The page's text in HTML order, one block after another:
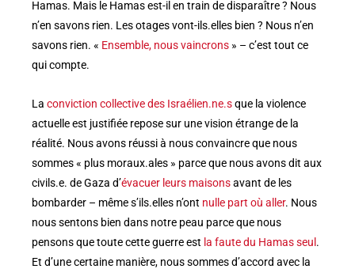
Hamas. Mais le Hamas est-il en train de disparaître ? Nous
n’en savons rien. Les otages vont-ils.elles bien ? Nous n’en
savons rien. « Ensemble, nous vaincrons » – c’est tout ce
qui compte.
La conviction collective des Israélien.ne.sque la violence
actuelle est justifiée repose sur une vision étrange de la
réalité. Nous avons réussi à nous convaincre que nous
sommes « plus moraux.ales » parce que nous avons dit aux
civils.e. de Gaza d’évacuer leurs maisonsavant de les
bombarder – même s’ils.elles n’ont nulle part où aller. Nous
nous sentons bien dans notre peau parce que nous
pensons que toute cette guerre est la faute du Hamas seul.
Et d’une certaine manière, nous sommes d’accord avec la